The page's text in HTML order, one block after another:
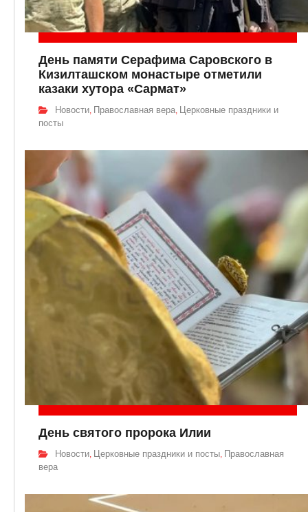
День памяти Серафима Саровского в
Кизилташском монастыре отметили
казаки хутора «Сармат»
Новости, Православная вера,
Церковные праздники и
посты
День святого пророка Илии
Новости Церковные праздники и посты Православная
вера